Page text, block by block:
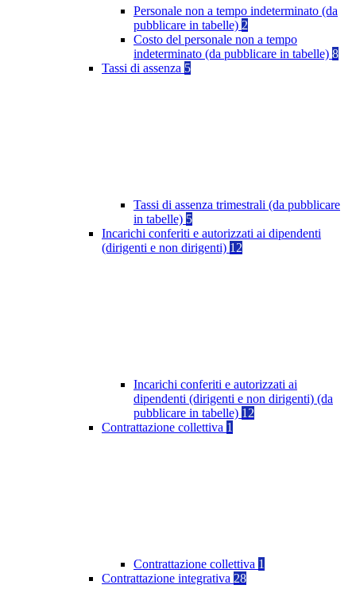
Personale non a tempo indeterminato (da
pubblicare in tabelle) 2
Costo del personale non a tempo
indeterminato (da pubblicare in tabelle) 8
Tassi di assenza 5
Tassi di assenza trimestrali (da pubblicare
in tabelle) 5
Incarichi conferiti e autorizzati ai dipendenti
(dirigenti e non dirigenti) 12
Incarichi conferiti e autorizzati ai
dipendenti (dirigenti e non dirigenti) (da
pubblicare in tabelle) 12
Contrattazione collettiva 1
Contrattazione collettiva 1
Contrattazione integrativa 28